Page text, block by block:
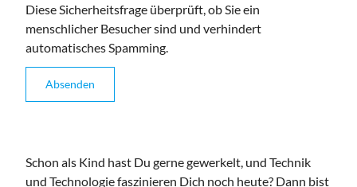
Diese Sicherheitsfrage überprüft, ob Sie ein
menschlicher Besucher sind und verhindert
automatisches Spamming.
Schon als Kind hast Du gerne gewerkelt, und Technik
und Technologie faszinieren Dich noch heute? Dann bist